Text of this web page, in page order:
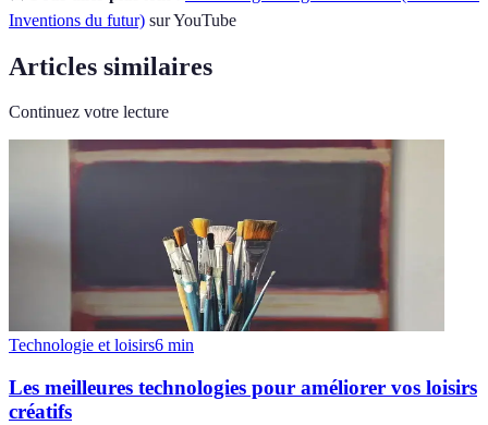
Inventions du futur) sur YouTube
Articles similaires
Continuez votre lecture
Technologie et loisirs6 min
Les meilleures technologies pour améliorer vos loisirs
créatifs